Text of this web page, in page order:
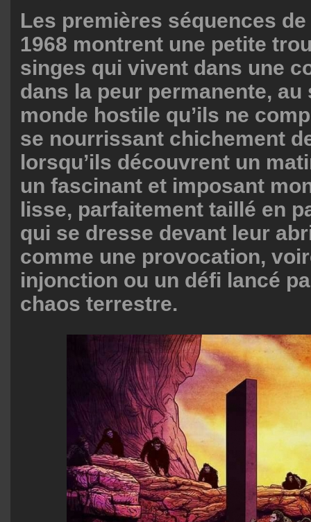
Les premières séquences
1968 montrent une petite
singes qui vivent dans une
dans la peur permanente, au
monde hostile qu’ils ne
se nourrissant chichement
lorsqu’ils découvrent un
un fascinant et imposant
lisse, parfaitement taillé en
qui se dresse devant leur
comme une provocation,
injonction ou un défi lancé
chaos terrestre.